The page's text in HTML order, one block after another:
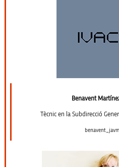
Benavent
Tècnic en la Subdirecció